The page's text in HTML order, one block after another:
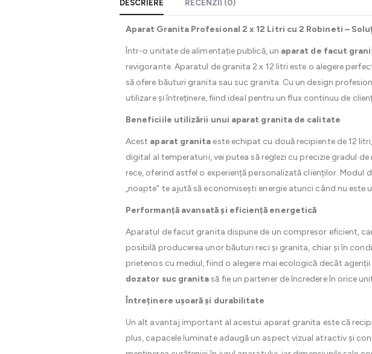
DESCRIERE RECENZII (0)
Aparat Granita Profesional 2 x 12 Litri cu 2 Robineti –
Într-o unitate de alimentație publică, un aparat de facut
revigorante. Aparatul de granita 2 x 12 litri este o alegere
să ofere băuturi granita sau suc granita. Cu un design
utilizare și întreținere, fiind ideal pentru un flux continuu de
Beneficiile utilizării unui aparat granita de calitate
Acest aparat granita este echipat cu două recipiente de 12
digital al temperaturii, vei putea să reglezi cu precizie gradul
rece, oferind astfel o experiență personalizată clienților. Modul
„noapte” te ajută să economisești energie atunci când nu este
Performanță avansată și eficiență energetică
Aparatul de facut granita dispune de un compresor eficient,
posibilă producerea unor băuturi reci și granita, chiar și în
prietenos cu mediul, fiind o alegere mai ecologică decât
dozator suc granitasă fie un partener de încredere în orice
Întreținere ușoară și durabilitate
Un alt avantaj important al acestui aparat granita este că
plus, capacele luminate adaugă un aspect vizual atractiv și